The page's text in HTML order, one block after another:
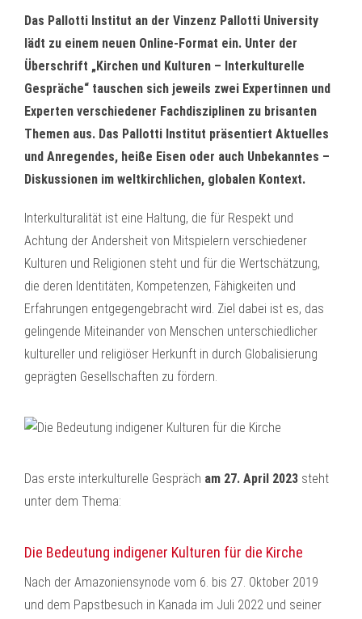
Das Pallotti Institut an der Vinzenz Pallotti University
lädt zu einem neuen Online-Format ein. Unter der
Überschrift „Kirchen und Kulturen – Interkulturelle
Gespräche“ tauschen sich jeweils zwei Expertinnen und
Experten verschiedener Fachdisziplinen zu brisanten
Themen aus. Das Pallotti Institut präsentiert Aktuelles
und Anregendes, heiße Eisen oder auch Unbekanntes –
Diskussionen im weltkirchlichen, globalen Kontext.
Interkulturalität ist eine Haltung, die für Respekt und
Achtung der Andersheit von Mitspielern verschiedener
Kulturen und Religionen steht und für die Wertschätzung,
die deren Identitäten, Kompetenzen, Fähigkeiten und
Erfahrungen entgegengebracht wird. Ziel dabei ist es, das
gelingende Miteinander von Menschen unterschiedlicher
kultureller und religiöser Herkunft in durch Globalisierung
geprägten Gesellschaften zu fördern.
Das erste interkulturelle Gespräch am 27. April 2023 steht
unter dem Thema:
Die Bedeutung indigener Kulturen für die Kirche
Nach der Amazoniensynode vom 6. bis 27. Oktober 2019
und dem Papstbesuch in Kanada im Juli 2022 und seiner